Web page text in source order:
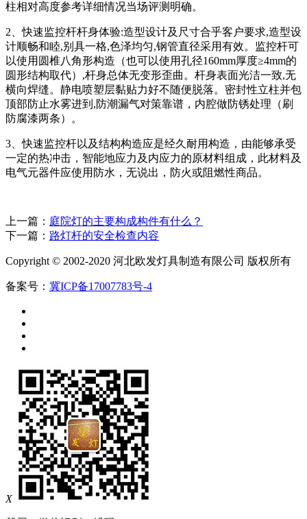
柱相对高度参考详细情况当场评测明确。
2、快速监控杆杆身体验:造型设计及尺寸合乎客户要求,造型设
计顺畅和睦,别具一格,色泽均匀,钢管直径采用有效。监控杆可
以使用圆椎八角形构造（也可以使用孔径160mm厚度≥4mm的
圆形结构取代）,杆身总体无变形歪曲。杆身表面光洁一致,无
横向焊缝。静电喷塑层黏贴力好不随便脱落。密封性立柱并包
顶部防止水雾进到,防潮漏气对策靠谱，内腔做防锈处理（刷
防腐漆两条）。
3、快速监控杆以及结构构造应是经久耐用构造，由能够承受
一定的热冲击，智能地应力及内应力的原材料组成，此材料及
电气元器件应使用防水，无说出，防火或阻燃性商品。
上一篇： 庭院灯的主要构成构件有什么？
下一篇： 路灯杆的安全检查内容
Copyright © 2002-2020 河北欧发灯具制造有限公司 版权所有
备案号： 冀ICP备17007783号-4
X